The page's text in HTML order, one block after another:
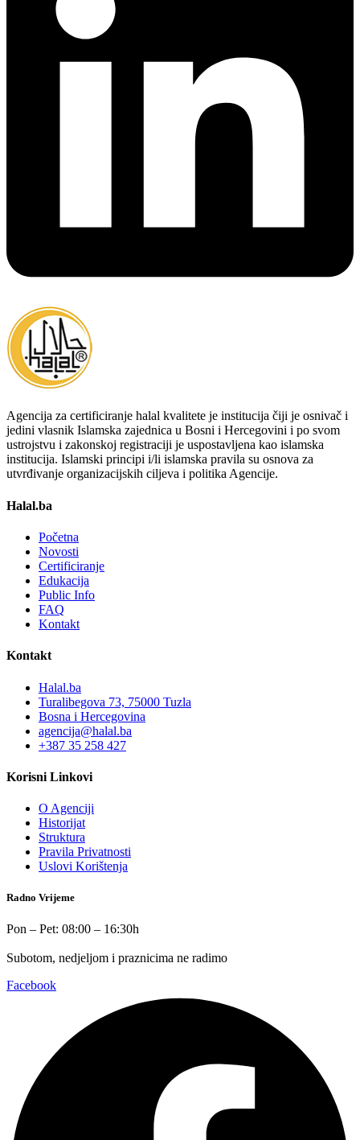
Agencija za certificiranje halal kvalitete je institucija čiji je osnivač i
jedini vlasnik Islamska zajednica u Bosni i Hercegovini i po svom
ustrojstvu i zakonskoj registraciji je uspostavljena kao islamska
institucija. Islamski principi i/li islamska pravila su osnova za
utvrđivanje organizacijskih ciljeva i politika Agencije.
Halal.ba
Početna
Novosti
Certificiranje
Edukacija
Public Info
FAQ
Kontakt
Kontakt
Halal.ba
Turalibegova 73, 75000 Tuzla
Bosna i Hercegovina
agencija@halal.ba
+387 35 258 427
Korisni Linkovi
O Agenciji
Historijat
Struktura
Pravila Privatnosti
Uslovi Korištenja
Radno Vrijeme
Pon – Pet: 08:00 – 16:30h
Subotom, nedjeljom i praznicima ne radimo
Facebook